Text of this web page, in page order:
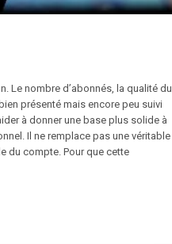
Le nombre d’abonnés, la qualité du
présenté mais encore peu suivi
à donner une base plus solide à
Il ne remplace pas une véritable
du compte. Pour que cette